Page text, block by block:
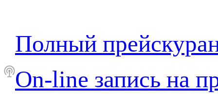
Полный
On-line запись на